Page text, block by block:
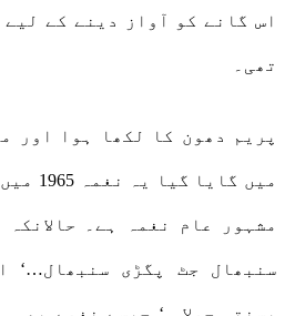
اس گانے کو آواز دینے کے
تھی۔
پریم دھون کا لکھا ہوا اور
میں
مشہور عام نغمہ ہے۔
سنبھال جٹ پگڑی سنبھال…‘